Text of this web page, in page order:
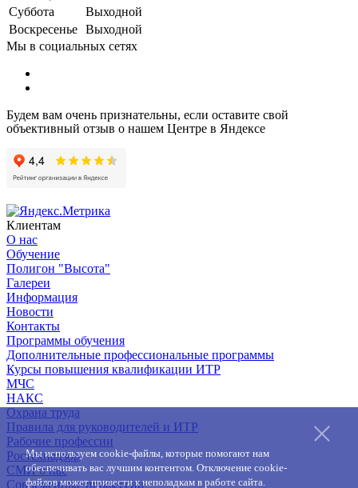
Суббота
Выходной
Воскресенье Выходной
Мы в социальных сетях
Будем вам очень признательны, если оставите свой
объективный отзыв о нашем Центре в Яндексе
Клиентам
О нас
Обучение
Полигон "Высота"
Галереи
Информация
Новости
Контакты
Программы обучения
Дополнительные профессиональные программы
Курсы повышения квалификации ИТР
МЧС
НАКС
Охрана труда
Правила для руководителей и ИТР
Рабочие профессии
Ростехнадзор
СМИ о нас
Современные профессии
Мы используем cookie-файлы, которые помогают нам
обеспечивать вас лучшим контентом. Отключение cookie-
файлов может привести к неполадкам в работе сайта.